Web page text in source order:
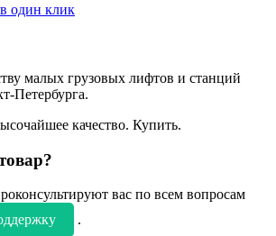
один клик
малых грузовых лифтов и станций
Петербурга.
качество. Купить.
вас по всем вопросам
.